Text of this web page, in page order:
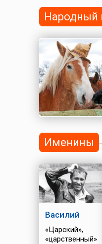
Народный
Именины
Василий
«Царский»,
«царственный»